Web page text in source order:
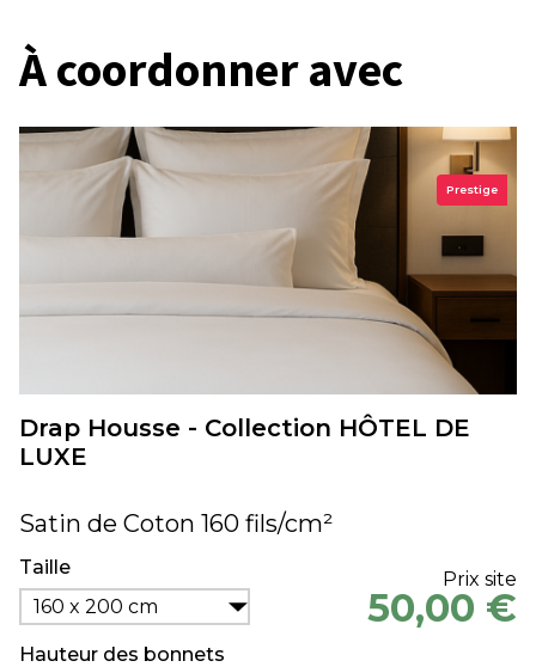
À coordonner avec
Prestige
Drap Housse - Collection HÔTEL DE
LUXE
Satin de Coton 160 fils/cm²
Taille
160 x 200 cm
Hauteur des bonnets
Prix site
50,00 €